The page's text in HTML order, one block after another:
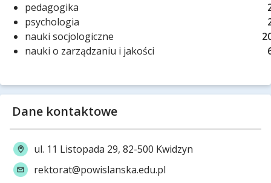
pedagogika
psychologia
nauki socjologiczne
nauki o zarządzaniu i jakości
Dane kontaktowe
ul. 11 Listopada 29, 82-500 Kwidzyn
rektorat@powislanska.edu.pl